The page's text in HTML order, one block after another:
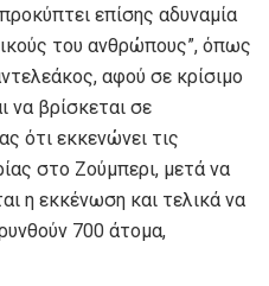
επίσης αδυναμία
του ανθρώπους”, όπως
αφού σε κρίσιμο
να βρίσκεται σε
ότι εκκενώνει τις
στο Ζούμπερι, μετά να
η εκκένωση και τελικά να
700 άτομα,